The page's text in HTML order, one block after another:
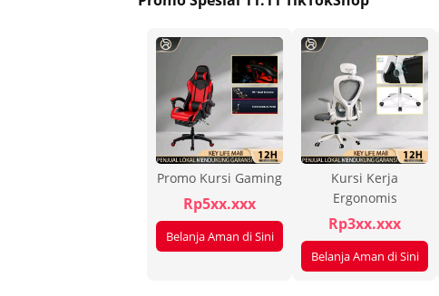
Promo Kursi Gaming
Rp5xx.xxx
Belanja Aman di Sini
Kursi Kerja
Ergonomis
Rp3xx.xxx
Belanja Aman di Sini